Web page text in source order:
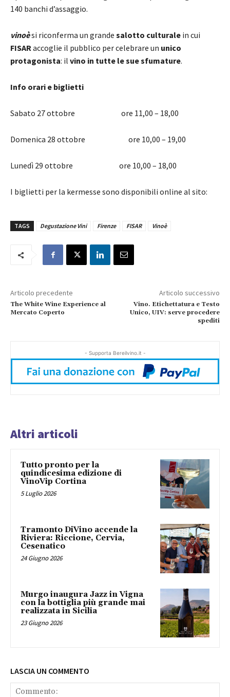
140 banchi d’assaggio.
vinoèsi riconferma un grande salotto culturale in cui
FISAR accoglie il pubblico per celebrare un unico
protagonista: il vino in tutte le sue sfumature.
Info orari e biglietti
Sabato 27 ottobre ore 11,00 – 18,00
Domenica 28 ottobre ore 10,00 – 19,00
Lunedì 29 ottobre ore 10,00 – 18,00
I biglietti per la kermesse sono disponibili online al sito:
TAGS Degustazione Vini Firenze FISAR Vinoè
Articolo precedente
The White Wine Experience al
Mercato Coperto
Articolo successivo
Vino. Etichettatura e Testo
Unico, UIV: serve procedere
spediti
- Supporta Bereilvino.it -
Altri articoli
Tutto pronto per la
quindicesima edizione di
VinoVip Cortina
5 Luglio 2026
Tramonto DiVino accende la
Riviera: Riccione, Cervia,
Cesenatico
24 Giugno 2026
Murgo inaugura Jazz in Vigna
con la bottiglia più grande mai
realizzata in Sicilia
23 Giugno 2026
LASCIA UN COMMENTO